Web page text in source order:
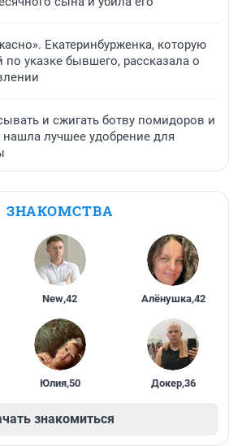
Екатеринбурженка, которую
указке бывшего, рассказала о
и сжигать ботву помидоров и
нашла лучшее удобрение для
ЗНАКОМСТВА
New,42 Алёнушка,42
Юлия,50 Докер,36
знакомиться